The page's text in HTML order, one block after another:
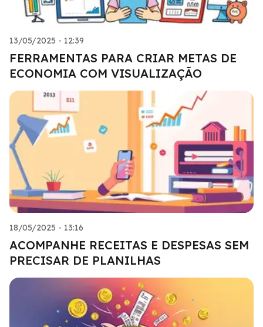
13/05/2025 - 12:39
FERRAMENTAS PARA CRIAR METAS DE
ECONOMIA COM VISUALIZAÇÃO
18/05/2025 - 13:16
ACOMPANHE RECEITAS E DESPESAS SEM
PRECISAR DE PLANILHAS